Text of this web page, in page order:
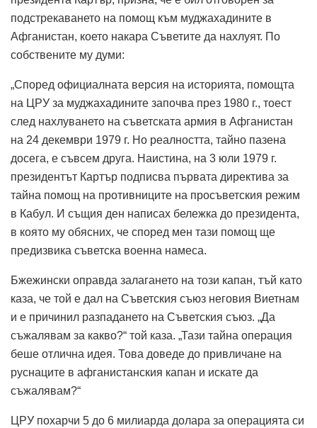
подстрекаването на помощ към муджахадините в
Афганистан, което накара Съветите да нахлуят. По
собствените му думи:
„Според официалната версия на историята, помощта
на ЦРУ за муджахадините започва през 1980 г., тоест
след нахлуването на съветската армия в Афганистан
на 24 декември 1979 г. Но реалността, тайно пазена
досега, е съвсем друга. Наистина, на 3 юли 1979 г.
президентът Картър подписва първата директива за
тайна помощ на противниците на просъветския режим
в Кабул. И същия ден написах бележка до президента,
в която му обясних, че според мен тази помощ ще
предизвика съветска военна намеса.
Бжежински оправда залагането на този капан, тъй като
каза, че той е дал на Съветския съюз неговия Виетнам
и е причинил разпадането на Съветския съюз. „Да
съжалявам за какво?“ той каза. „Тази тайна операция
беше отлична идея. Това доведе до привличане на
руснаците в афганистанския капан и искате да
съжалявам?“
ЦРУ похарчи 5 до 6 милиарда долара за операцията си